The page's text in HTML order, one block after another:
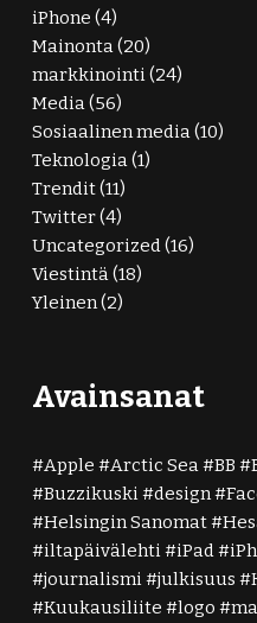
iPhone (4)
Mainonta(20)
markkinointi(24)
Media(56)
Sosiaalinen media(10)
Teknologia(1)
Trendit(11)
Twitter(4)
Uncategorized(16)
Viestintä(18)
Yleinen(2)
Avainsanat
Apple Arctic Sea BB
Buzzikuski
design
Helsingin Sanomat
iltapäivälehti
iPad
journalismi
julkisuus
Kuukausiliite
logo